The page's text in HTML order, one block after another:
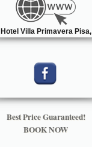
Hotel Villa Primavera Pisa,
Best Price Guaranteed!
BOOK NOW